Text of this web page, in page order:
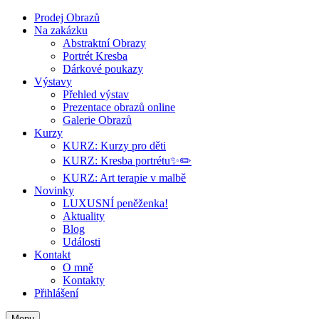
Prodej Obrazů
Na zakázku
Abstraktní Obrazy
Portrét Kresba
Dárkové poukazy
Výstavy
Přehled výstav
Prezentace obrazů online
Galerie Obrazů
Kurzy
KURZ: Kurzy pro děti
KURZ: Kresba portrétu✨✏️
KURZ: Art terapie v malbě
Novinky
LUXUSNÍ peněženka!
Aktuality
Blog
Události
Kontakt
O mně
Kontakty
Přihlášení